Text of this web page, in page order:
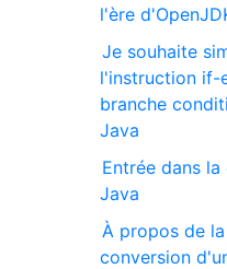
l'ère
Je souhaite
l'instruction if-
branche
Java
Entrée dans la
Java
À propos de
conversion